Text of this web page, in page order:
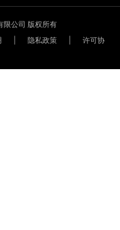
公司 版权所有
隐私政策
许可协